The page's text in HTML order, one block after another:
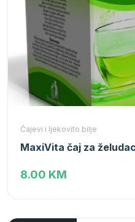
Čajevi i ljekovito bilje
MaxiVita čaj za
8.00 KM